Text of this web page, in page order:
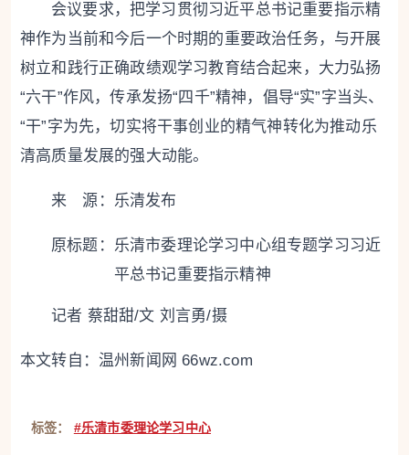
会议要求， 把学习贯彻习近平总书记重要指示精
神作为当前和今后一个时期的重要政治任务，与开展
树立和践行正确政绩观学习教育结合起来，大力弘扬
“六干”作风，传承发扬“四千”精神，倡导“实”字当头、
“干”字为先，切实将干事创业的精气神转化为推动乐
清高质量发展的强大动能。
来 源：乐清发布
原标题： 乐清市委理论学习中心组专题学习习近
平总书记重要指示精神
记者 蔡甜甜/文 刘言勇/摄
本文转自： 温州新闻网 66wz.com
标签： #乐清市委理论学习中心